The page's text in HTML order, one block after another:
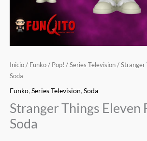
Inicio / Funko / Pop! / Series Television / Stranger
Soda
Funko, Series Television, Soda
Stranger Things Eleven
Soda